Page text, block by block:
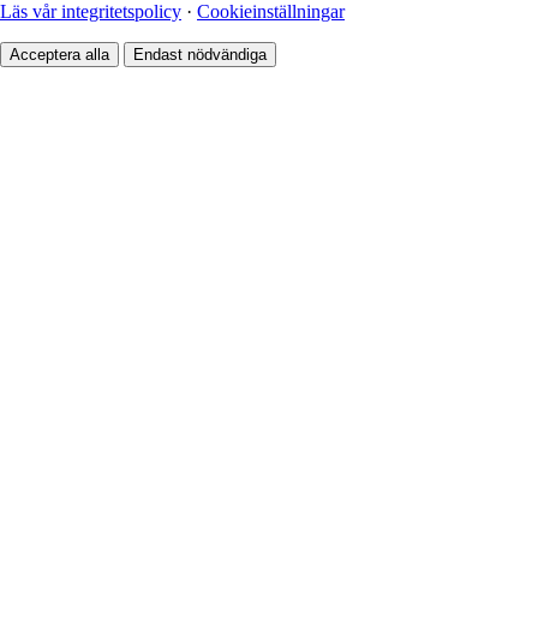
Läs vår integritetspolicy · Cookieinställningar
Acceptera alla Endast nödvändiga